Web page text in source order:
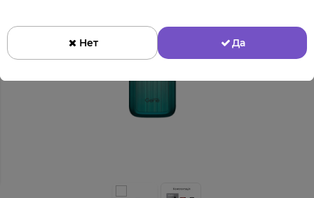
Нет Да